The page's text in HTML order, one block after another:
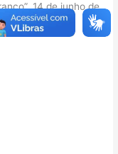
14 de junho de